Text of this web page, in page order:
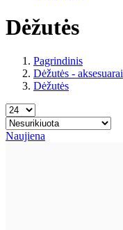
Dėžutės
Pagrindinis
Dėžutės - aksesuarai
Dėžutės
Naujiena